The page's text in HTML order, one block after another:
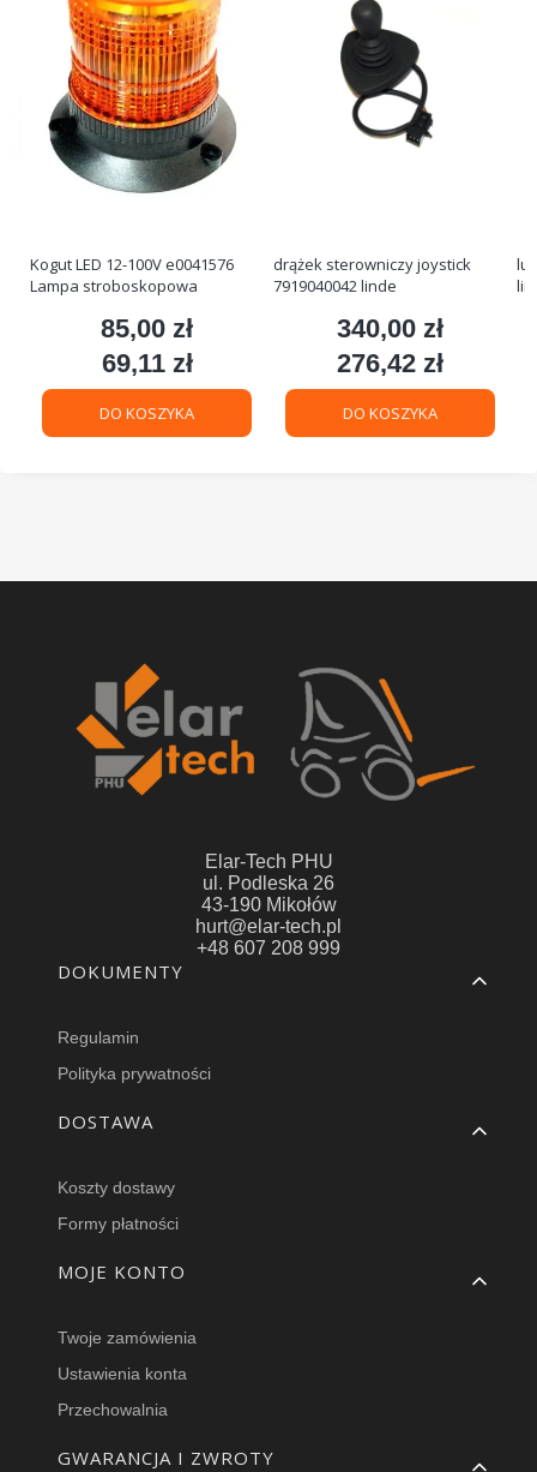
Kogut LED 12-100V e0041576
Lampa stroboskopowa
Cena
85,00 zł
Cena
69,11 zł
DO KOSZYKA
drążek sterowniczy joystick
7919040042 linde
Cena
340,00 zł
Cena
276,42 zł
DO KOSZYKA
Elar-Tech PHU
ul. Podleska 26
43-190 Mikołów
hurt@elar-tech.pl
+48 607 208 999
Linki w stopce
DOKUMENTY
Regulamin
Polityka prywatności
DOSTAWA
Koszty dostawy
Formy płatności
MOJE KONTO
Twoje zamówienia
Ustawienia konta
Przechowalnia
GWARANCJA I ZWROTY